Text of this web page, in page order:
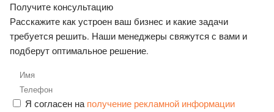
Получите консультацию
Расскажите как устроен ваш бизнес и какие задачи
требуется решить. Наши менеджеры свяжутся с вами и
подберут оптимальное решение.
Я согласен на получение рекламной информации